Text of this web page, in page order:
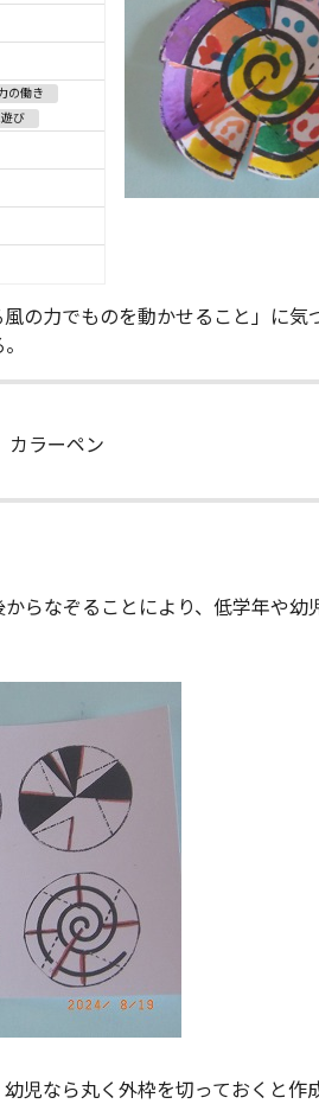
の働き
び
の力でものを動かせること」に気
カラーペン
らなぞることにより、低学年や幼
児なら丸く外枠を切っておくと作